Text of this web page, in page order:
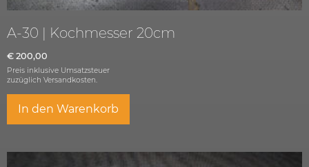
A-30 | Kochmesser 20cm
€ 200,00
Preis inklusive Umsatzsteuer
zuzüglich Versandkosten.
In den Warenkorb